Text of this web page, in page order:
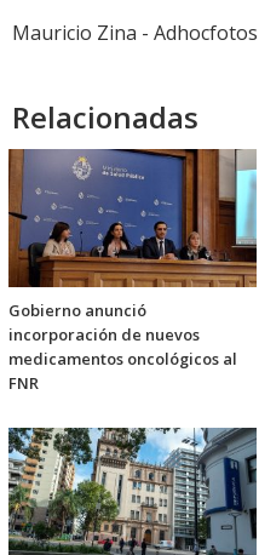
Mauricio Zina - Adhocfotos
Relacionadas
Gobierno anunció
incorporación de nuevos
medicamentos oncológicos al
FNR